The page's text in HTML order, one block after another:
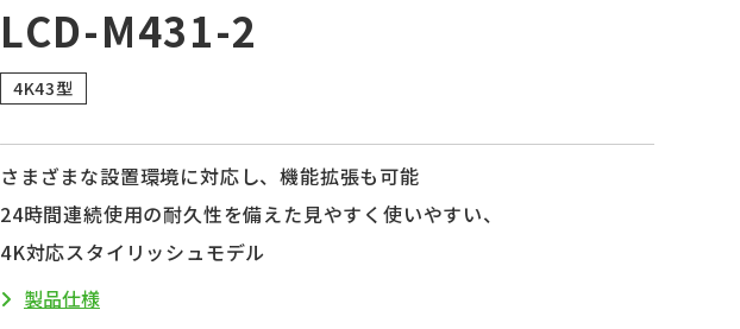
LCD-M431-2
4K43型
さまざまな設置環境に対応し、機能拡張も可能
24時間連続使用の耐久性を備えた見やすく使いやすい、
4K対応スタイリッシュモデル
製品仕様